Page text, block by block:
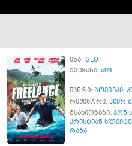
ენა: GEO
ქვეყანა: აშშ
ჟანრი: ბოევიკი,
რეჟისორი: პიერ
მსახიობები: ჯონ
კრისტიან
რაბა